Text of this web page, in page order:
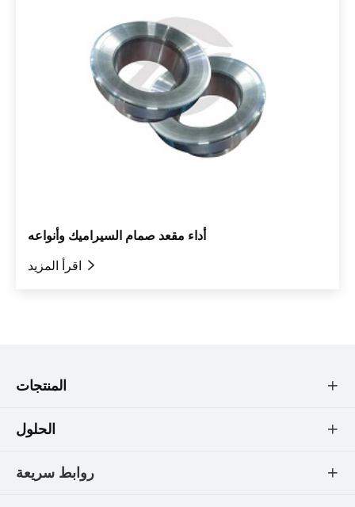
أداء مقعد صمام السيراميك وأنواعه

المنتجات 
الحلول 
روابط سريعة 